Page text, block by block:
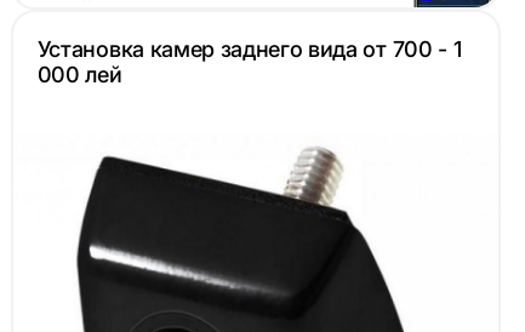
Установка камер заднего вида от 700 - 1
000 лей